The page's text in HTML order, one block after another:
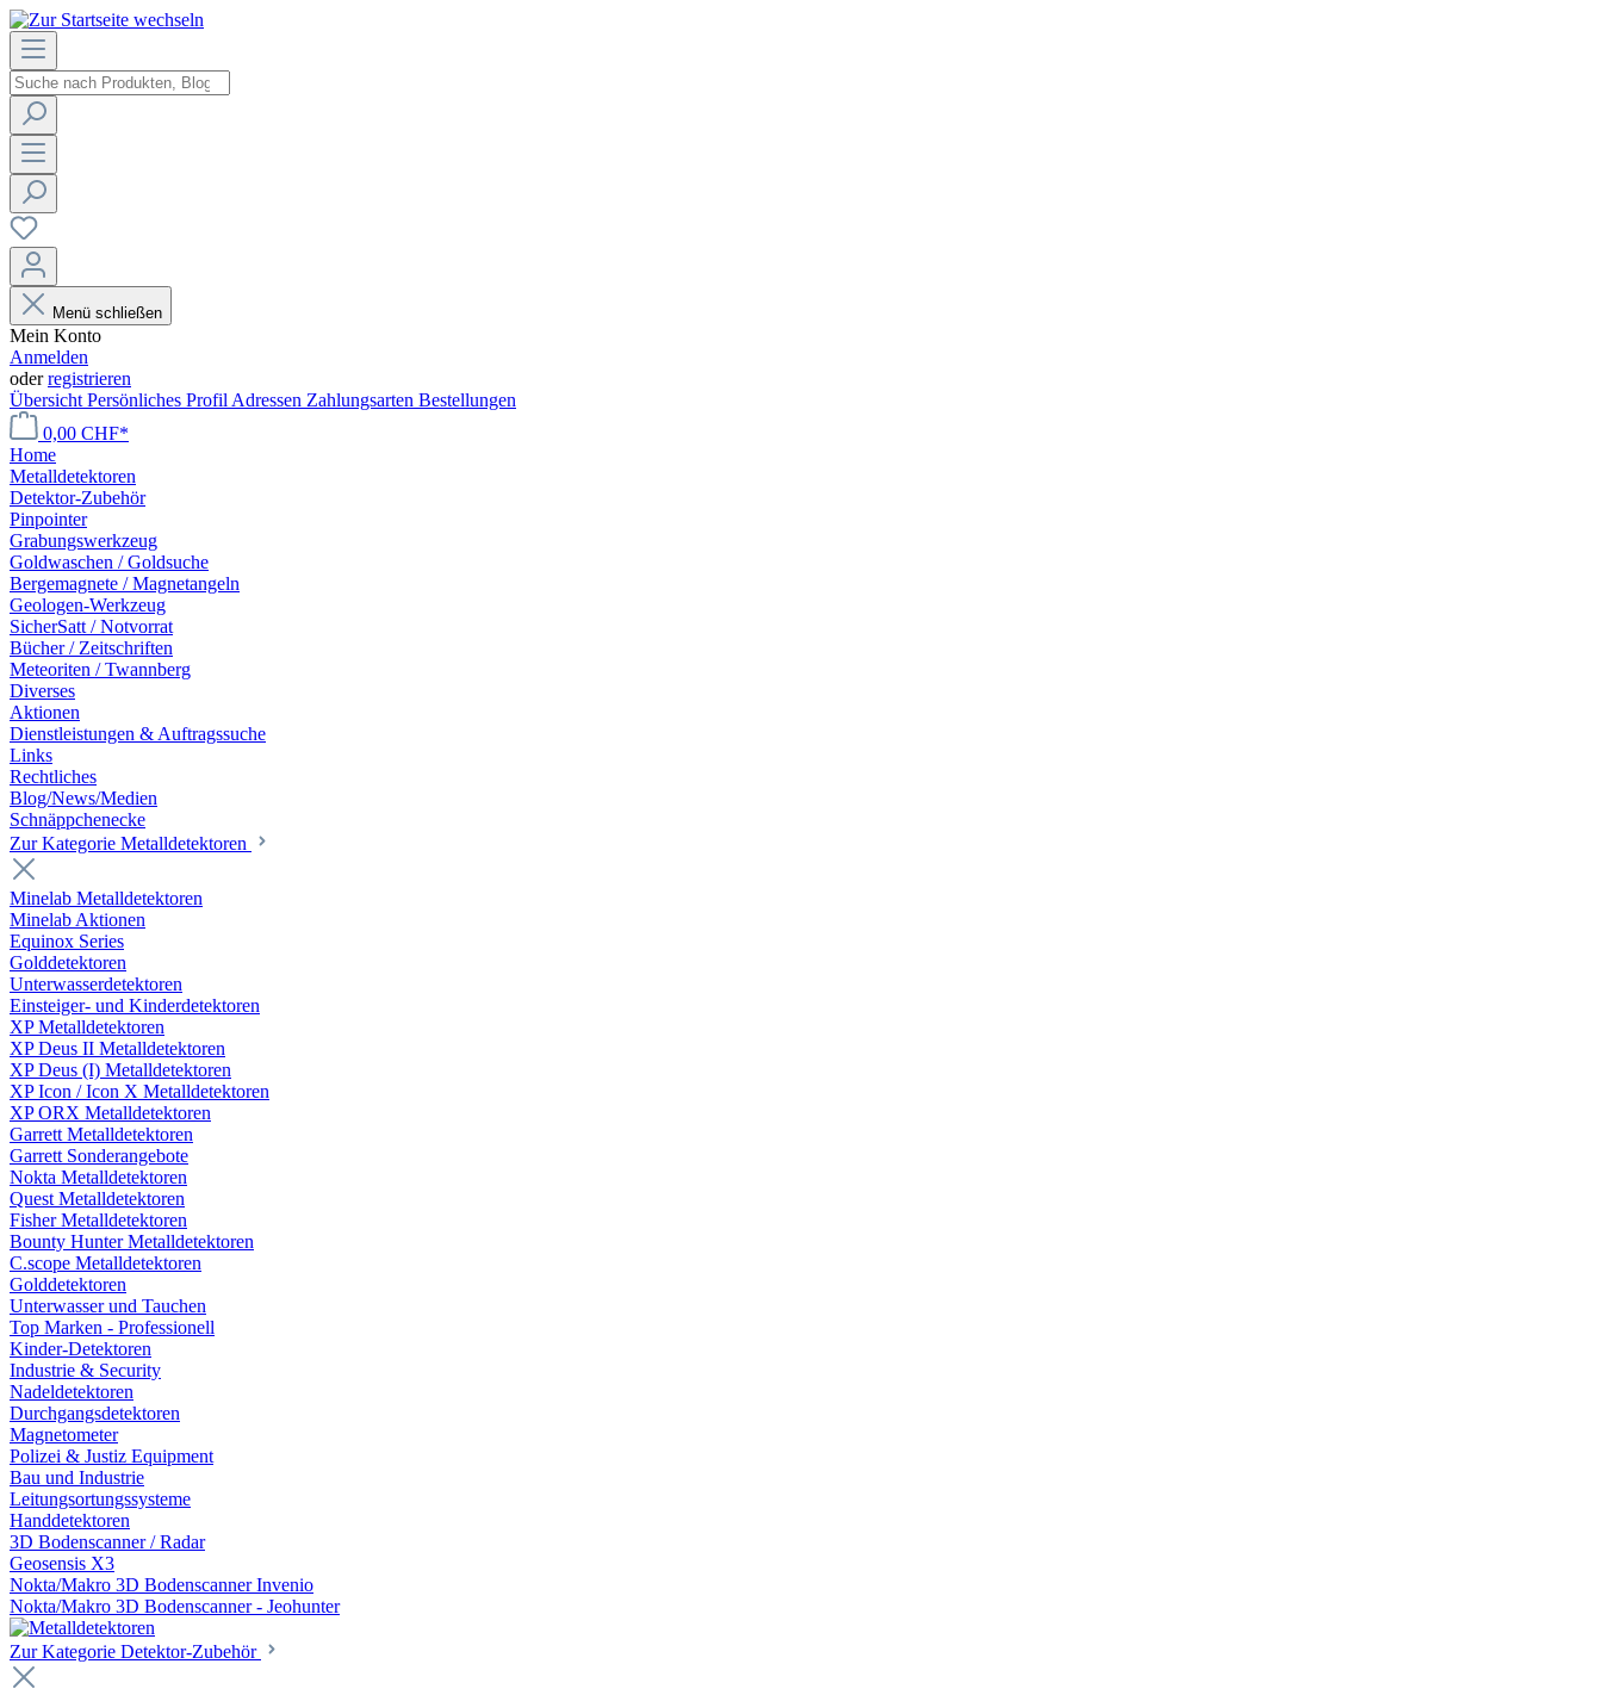
Menü schließen
Mein Konto
Anmelden
oderregistrieren
Übersicht Persönliches Profil Adressen Zahlungsarten Bestellungen
0,00 CHF*
Home
Metalldetektoren
Detektor-Zubehör
Pinpointer
Grabungswerkzeug
Goldwaschen / Goldsuche
Bergemagnete / Magnetangeln
Geologen-Werkzeug
SicherSatt / Notvorrat
Bücher / Zeitschriften
Meteoriten / Twannberg
Diverses
Aktionen
Dienstleistungen & Auftragssuche
Links
Rechtliches
Blog/News/Medien
Schnäppchenecke
Zur Kategorie Metalldetektoren
Minelab Metalldetektoren
Minelab Aktionen
Equinox Series
Golddetektoren
Unterwasserdetektoren
Einsteiger- und Kinderdetektoren
XP Metalldetektoren
XP Deus II Metalldetektoren
XP Deus (I) Metalldetektoren
XP Icon / Icon X Metalldetektoren
XP ORX Metalldetektoren
Garrett Metalldetektoren
Garrett Sonderangebote
Nokta Metalldetektoren
Quest Metalldetektoren
Fisher Metalldetektoren
Bounty Hunter Metalldetektoren
C.scope Metalldetektoren
Golddetektoren
Unterwasser und Tauchen
Top Marken - Professionell
Kinder-Detektoren
Industrie & Security
Nadeldetektoren
Durchgangsdetektoren
Magnetometer
Polizei & Justiz Equipment
Bau und Industrie
Leitungsortungssysteme
Handdetektoren
3D Bodenscanner / Radar
Geosensis X3
Nokta/Makro 3D Bodenscanner Invenio
Nokta/Makro 3D Bodenscanner - Jeohunter
Zur Kategorie Detektor-Zubehör